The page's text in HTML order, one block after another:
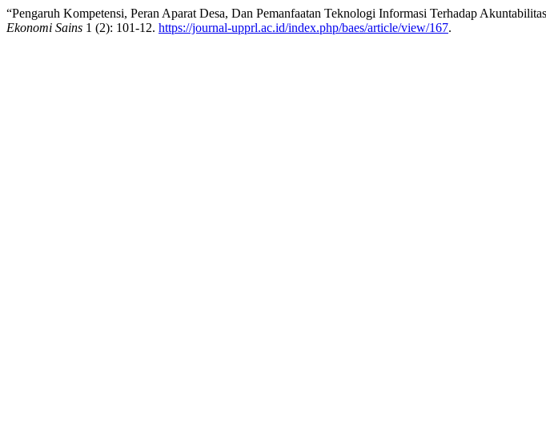
“Pengaruh Kompetensi, Peran Aparat Desa, Dan Pemanfaatan Teknologi Informasi Terhadap
Ekonomi Sains 1 (2): 101-12. https://journal-upprl.ac.id/index.php/baes/article/view/167.